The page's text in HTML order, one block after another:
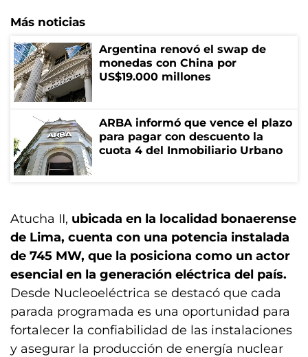
Más noticias
Argentina renovó el swap de
monedas con China por
US$19.000 millones
ARBA informó que vence el plazo
para pagar con descuento la
cuota 4 del Inmobiliario Urbano
Atucha II, ubicada en la localidad bonaerense
de Lima, cuenta con una potencia instalada
de 745 MW, que la posiciona como un actor
esencial en la generación eléctrica del país.
Desde Nucleoeléctrica se destacó que cada
parada programada es una oportunidad para
fortalecer la confiabilidad de las instalaciones
y asegurar la producción de energía nuclear